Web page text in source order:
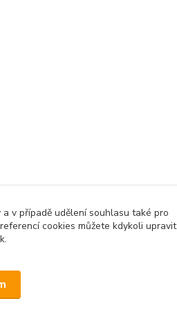
v případě udělení souhlasu také pro
cookies můžete kdykoli upravit